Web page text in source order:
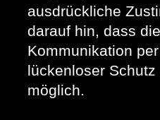
ausdrückliche
darauf hin, dass
Kommunikation
lückenloser
möglich.